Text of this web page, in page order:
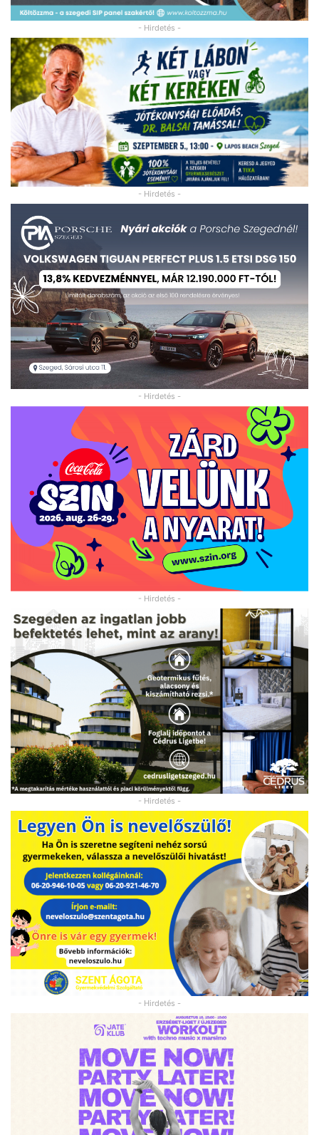
- Hirdetés -
- Hirdetés -
- Hirdetés -
- Hirdetés -
- Hirdetés -
- Hirdetés -